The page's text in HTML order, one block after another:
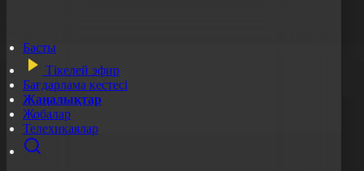
Басты
Тікелей эфир
Бағдарлама кестесі
Жаңалықтар
Жобалар
Телехикаялар